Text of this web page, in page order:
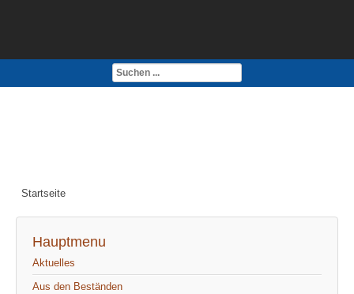
Impressum
Startseite
Hauptmenu
Aktuelles
Aus den Beständen